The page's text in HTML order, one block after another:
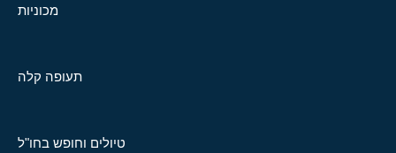
מכוניות
תעופה קלה
טיולים וחופש בחו"ל